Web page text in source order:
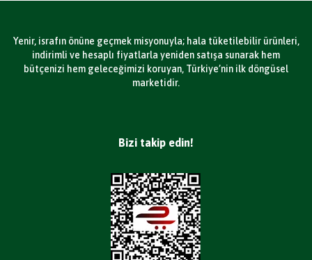
Yenir, israfın önüne geçmek misyonuyla; hala tüketilebilir ürünleri,
indirimli ve hesaplı fiyatlarla yeniden satışa sunarak hem
bütçenizi hem geleceğimizi koruyan, Türkiye’nin ilk döngüsel
marketidir.
Bizi takip edin!